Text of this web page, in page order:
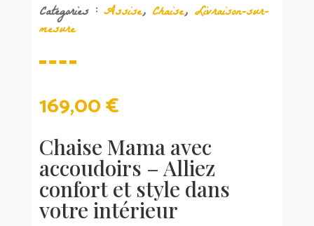
Catégories : Assise, Chaise, Livraison-sur-
mesure
169,00€
Chaise Mama avec
accoudoirs – Alliez
confort et style dans
votre intérieur